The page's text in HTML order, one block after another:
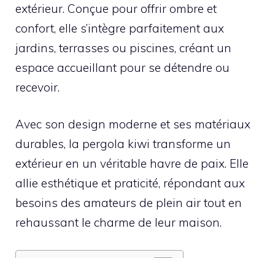
extérieur. Conçue pour offrir ombre et
confort, elle s’intègre parfaitement aux
jardins, terrasses ou piscines, créant un
espace accueillant pour se détendre ou
recevoir.
Avec son design moderne et ses matériaux
durables, la pergola kiwi transforme un
extérieur en un véritable havre de paix. Elle
allie esthétique et praticité, répondant aux
besoins des amateurs de plein air tout en
rehaussant le charme de leur maison.